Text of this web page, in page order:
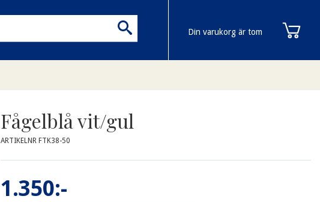
Din varukorg är tom
Fågelblå vit/gul
ARTIKELNR FTK38-50
1.350:-